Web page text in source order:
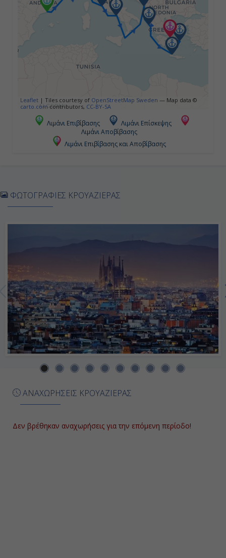
19:00
Ημέρα 5η
19:00
Ημέρα 6η
Μπαρ, Μαυροβούνιο
07:30
18:00
Ημέρα 8η
Κέρκυρα, Ελλάδα
Leaflet | Tiles courtesy of OpenStreetMap Sweden — Map data ©
carto.com contributors, CC-BY-SA
Λιμάνι Επιβίβασης
Λιμάνι Επίσκεψης
Λιμάνι Αποβίβασης
Λιμάνι Επιβίβασης και Αποβίβασης
ΑΝΑΧΩΡΗΣΕΙΣ ΚΡΟΥΑΖΙΕΡΑΣ
Δεν βρέθηκαν αναχωρήσεις για την επόμενη περίοδο!
ΦΩΤΟΓΡΑΦΙΕΣ ΚΡΟΥΑΖΙΕΡΑΣ